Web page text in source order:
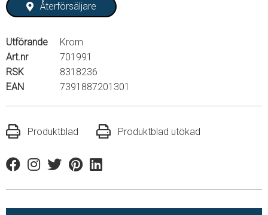
Återförsäljare
Utförande
Krom
Art.nr
701991
RSK
8318236
EAN
7391887201301
Produktblad Produktblad utökad
FacebookInstagram
TwitterPinterestLinkedin